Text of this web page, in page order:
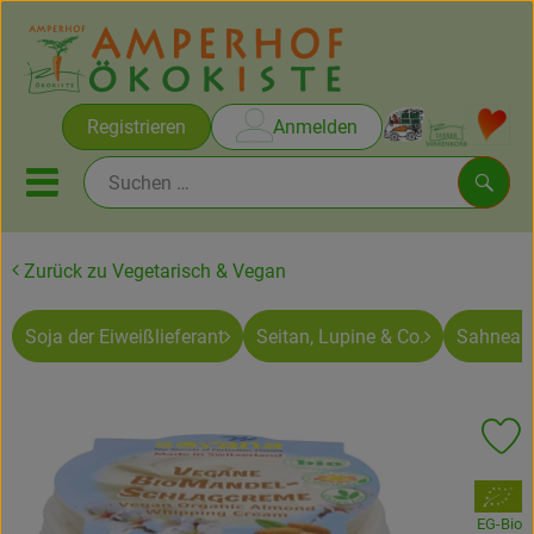
Registrieren Anmelden
Mobiles Menu öffnen oder
Rezepte
Ökokisten
Obst & Gemüse
Zurück zu Vegetarisch & Vegan
Soja der Eiweißlieferant Seitan, Lupine & Co.
, Verband:
EG-Bio